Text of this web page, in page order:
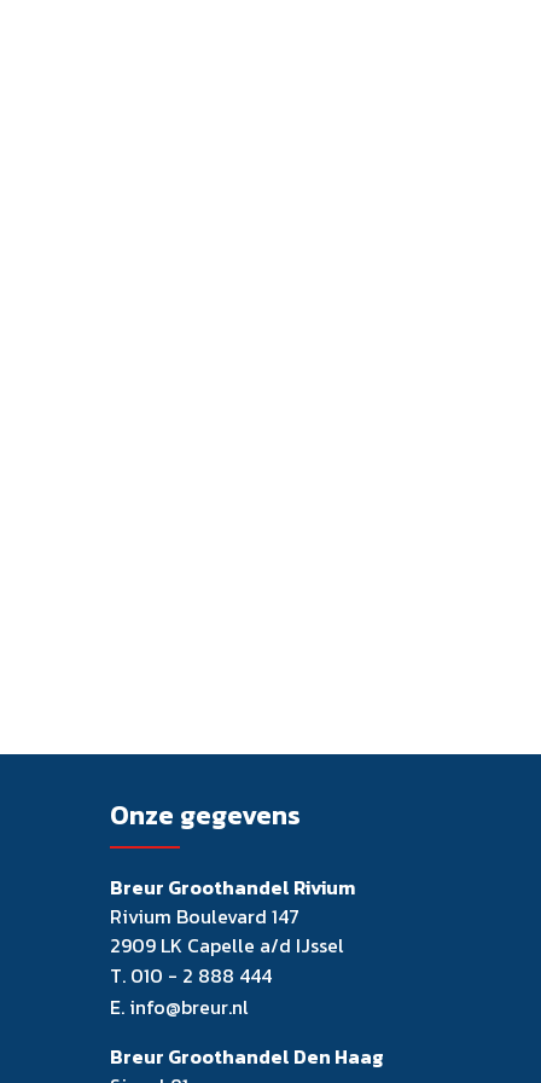
Onze gegevens
Breur Groothandel Rivium
Rivium Boulevard 147
2909 LK Capelle a/d IJssel
T. 010 - 2 888 444
E. info@breur.nl
Breur Groothandel Den Haag